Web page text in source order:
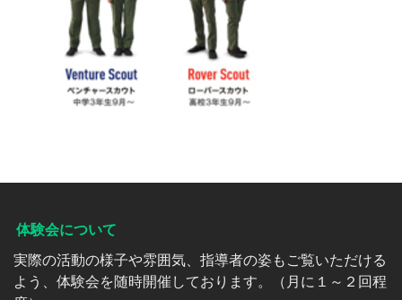
体験会について
実際の活動の様子や雰囲気、指導者の姿もご覧いただける
よう、体験会を随時開催しております。（月に１～２回程